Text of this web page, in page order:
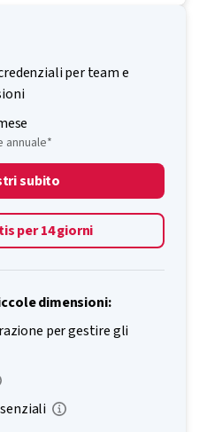
per team e
annuale*
subito
per 14 giorni
dimensioni:
per gestire gli